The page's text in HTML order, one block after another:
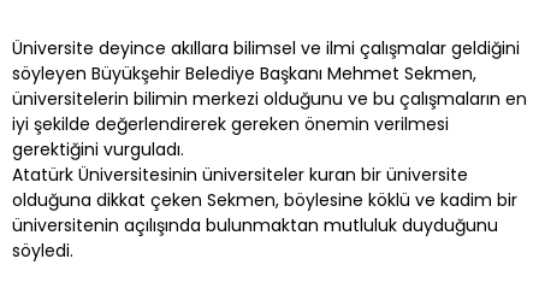
Üniversite deyince akıllara bilimsel ve ilmi çalışmalar geldiğini
söyleyen Büyükşehir Belediye Başkanı Mehmet Sekmen,
üniversitelerin bilimin merkezi olduğunu ve bu çalışmaların en
iyi şekilde değerlendirerek gereken önemin verilmesi
gerektiğini vurguladı.
Atatürk Üniversitesinin üniversiteler kuran bir üniversite
olduğuna dikkat çeken Sekmen, böylesine köklü ve kadim bir
üniversitenin açılışında bulunmaktan mutluluk duyduğunu
söyledi.